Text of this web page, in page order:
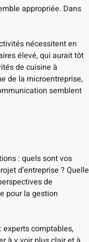
appropriée. Dans
nécessitent en
élevé, qui aurait tôt
de cuisine à
de la microentreprise,
semblent
: quels sont vos
d’entreprise ? Quelle
de
pour la gestion
experts comptables,